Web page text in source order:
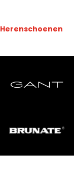
Herenschoenen